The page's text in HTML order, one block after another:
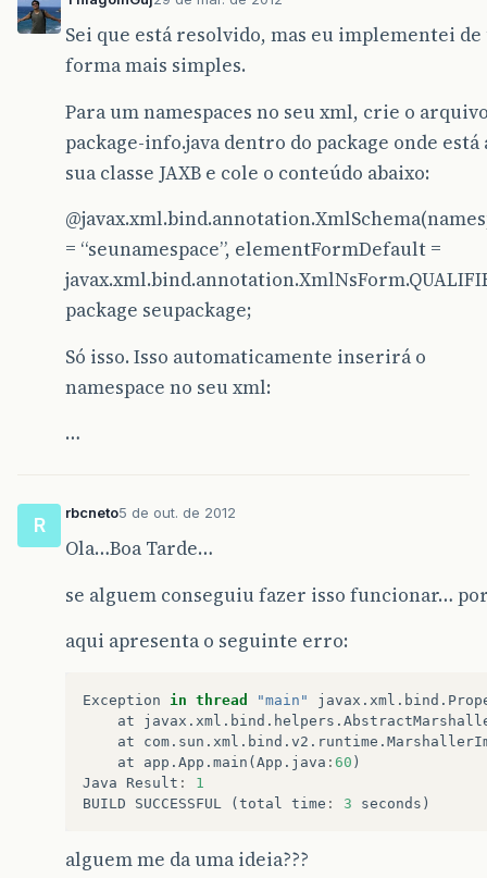
Sei que está resolvido, mas eu implementei de
forma mais simples.
Para um namespaces no seu xml, crie o
package-info.java dentro do package onde está
sua classe JAXB e cole o conteúdo abaixo:
@javax.xml.bind.annotation.XmlSchema
= “seunamespace”, elementFormDefault =
package seupackage;
Só isso. Isso automaticamente inserirá o
namespace no seu xml:
…
R
rbcneto5 de out. de 2012
Ola…Boa Tarde…
se alguem conseguiu fazer isso funcionar…
aqui apresenta o seguinte erro:
Exception in thread "main" javax . xml . bind .
at
javax . xml . bind . helpers .
at
com . sun . xml . bind . v2 . runtime .
at
app . App . main (App . java : 60 )
Java
Result :
1
BUILD
SUCCESSFUL (total time : 3 seconds )
alguem me da uma ideia???